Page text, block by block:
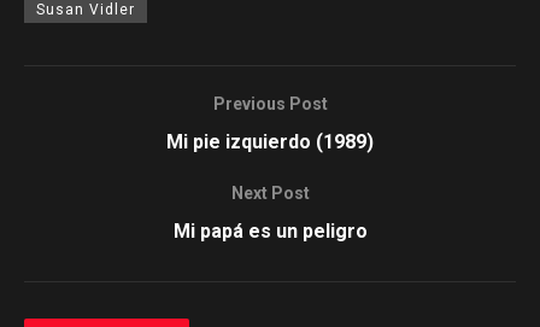
Susan Vidler
Previous Post
Mi pie izquierdo (1989)
Next Post
Mi papá es un peligro